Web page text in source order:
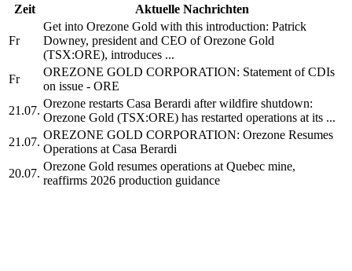
Zeit
Aktuelle Nachrichten
Fr
Get into Orezone Gold with this introduction: Patrick
Downey, president and CEO of Orezone Gold
(TSX:ORE), introduces ...
Fr
OREZONE GOLD CORPORATION: Statement of CDIs
on issue - ORE
21.07.
Orezone restarts Casa Berardi after wildfire shutdown:
Orezone Gold (TSX:ORE) has restarted operations at its ...
21.07.
OREZONE GOLD CORPORATION: Orezone Resumes
Operations at Casa Berardi
20.07.
Orezone Gold resumes operations at Quebec mine,
reaffirms 2026 production guidance